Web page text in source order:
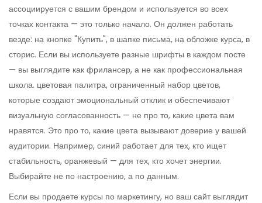
ассоциируется с вашим брендом и используется во всех
точках контакта — это только начало. Он должен работать
везде: на кнопке "Купить", в шапке письма, на обложке курса, в
сторис. Если вы используете разные шрифты в каждом посте
— вы выглядите как фрилансер, а не как профессиональная
школа. цветовая палитра, ограниченный набор цветов,
которые создают эмоциональный отклик и обеспечивают
визуальную согласованность — не про то, какие цвета вам
нравятся. Это про то, какие цвета вызывают доверие у вашей
аудитории. Например, синий работает для тех, кто ищет
стабильность, оранжевый — для тех, кто хочет энергии.
Выбирайте не по настроению, а по данным.
Если вы продаете курсы по маркетингу, но ваш сайт выглядит